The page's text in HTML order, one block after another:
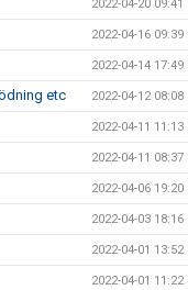
2022-04-20 09:41
2022-04-16 09:39
2022-04-14 17:49
etc 2022-04-12 08:08
2022-04-11 11:13
2022-04-11 08:37
2022-04-06 19:20
2022-04-03 18:16
2022-04-01 13:52
2022-04-01 11:22